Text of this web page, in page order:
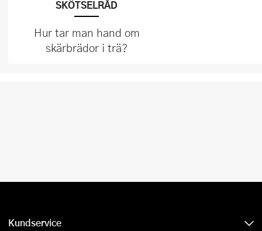
SKÖTSELRÅD
Hur tar man hand om
skärbrädor i trä?
Kundservice